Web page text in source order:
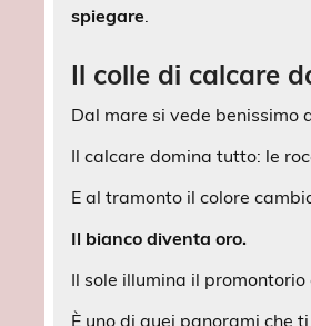
spiegare
Il colle di calcare
Dal mare si vede benissimo
Il calcare domina tutto: le
E al tramonto il colore
Il bianco diventa oro.
Il sole illumina il
È uno di quei panorami che